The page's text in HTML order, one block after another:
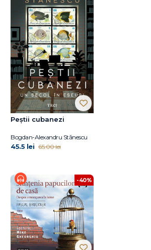
Peștii cubanezi
Bogdan-Alexandru Stănescu
45.5 lei 65.00 lei
-40%